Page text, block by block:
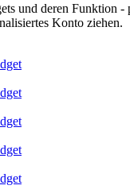
und deren Funktion -
Konto ziehen.